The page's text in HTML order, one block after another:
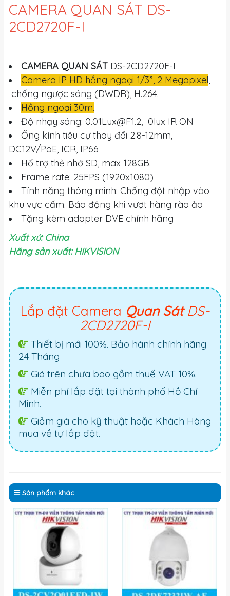
CAMERA QUAN SÁT DS-
2CD2720F-I
CAMERA QUAN SÁT DS-2CD2720F-I
Camera IP HD hồng ngoại 1/3”, 2 Megapixel,
chống ngược sáng (DWDR), H.264.
Hồng ngoại 30m.
Độ nhạy sáng: 0.01Lux@F1.2, 0lux IR ON
Ống kính tiêu cự thay đổi 2.8-12mm,
DC12V/PoE, ICR, IP66
Hổ trợ thẻ nhớ SD, max 128GB.
Frame rate: 25FPS (1920x1080)
Tính năng thông minh: Chống đột nhập vào
khu vực cấm. Báo động khi vượt hàng rào ảo
Tặng kèm adapter DVE chính hãng
Xuất xứ: China
Hãng sản xuất: HIKVISION
Lắp đặt Camera Quan SátDS-
2CD2720F-I
Thiết bị mới 100%. Bảo hành chính hãng
24 Tháng
Giá trên chưa bao gồm thuế VAT 10%.
Miễn phí lắp đặt tại thành phố Hồ Chí
Minh.
Giảm giá cho kỹ thuật hoặc Khách Hàng
mua về tự lắp đặt.
Sản phẩm khác